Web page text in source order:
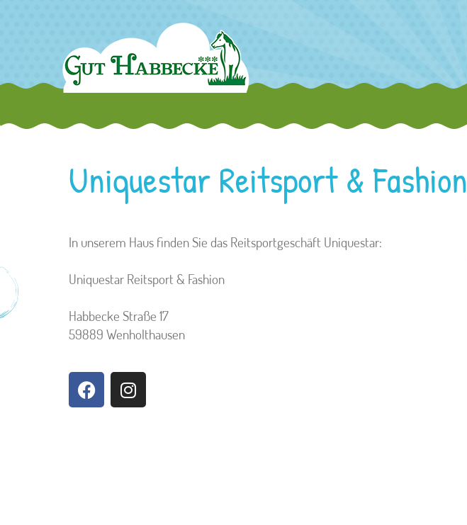
Uniquestar Reitsport & Fashion
In unserem Haus finden Sie das Reitsportgeschäft Uniquestar:
Uniquestar Reitsport & Fashion
Habbecke Straße 17
59889 Wenholthausen